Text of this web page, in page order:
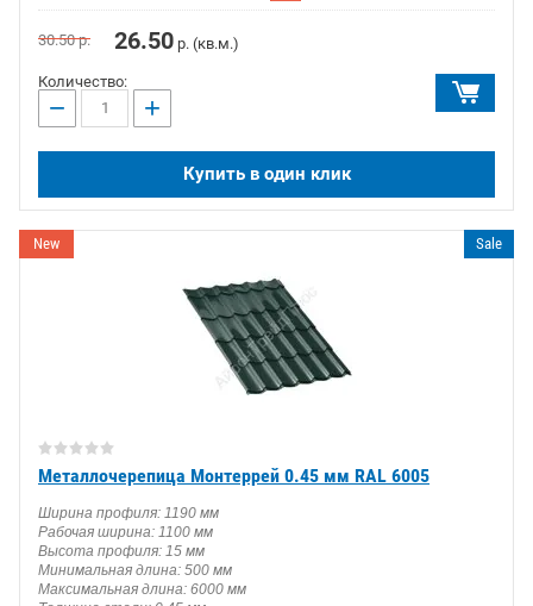
30.50р. 26.50 р. (кв.м.)
Количество:
− +
Купить в один клик
New Sale
Металлочерепица Монтеррей 0.45 мм RAL 6005
Ширина профиля: 1190 мм
Рабочая ширина: 1100 мм
Высота профиля: 15 мм
Минимальная длина: 500 мм
Максимальная длина: 6000 мм